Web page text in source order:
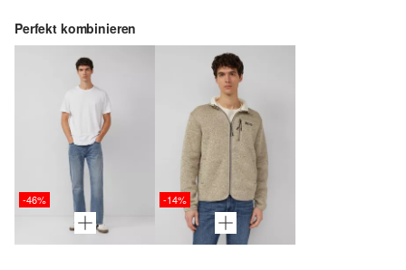
Perfekt kombinieren
-46% -14%